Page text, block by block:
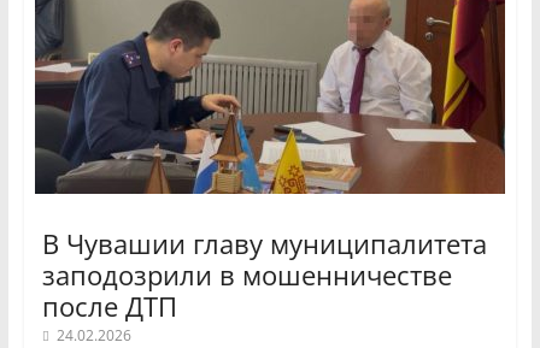
В Чувашии главу муниципалитета
заподозрили в мошенничестве
после ДТП
24.02.2026